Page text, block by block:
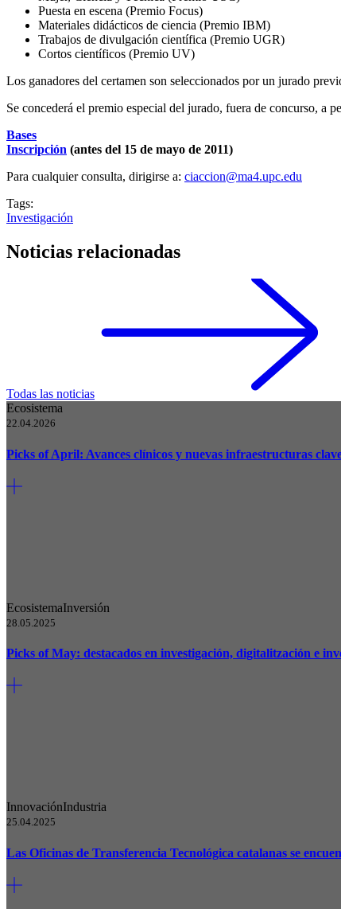
Puesta en escena (Premio Focus)
Materiales didácticos de ciencia (Premio IBM)
Trabajos de divulgación científica (Premio UGR)
Cortos científicos (Premio UV)
Los ganadores del certamen son seleccionados por un jurado
Se concederá el premio especial del jurado, fuera de concurso, a
Bases
Inscripción (antes del 15 de mayo de 2011)
Para cualquier consulta, dirigirse a: ciaccion@ma4.upc.edu
Tags:
Investigación
Noticias relacionadas
Todas las noticias
Ecosistema
22.04.2026
Picks of April: Avances clínicos y nuevas infraestructuras
EcosistemaInversión
28.05.2025
Picks of May: destacados en investigación, digitalitzación e
InnovaciónIndustria
25.04.2025
Las Oficinas de Transferencia Tecnológica catalanas se